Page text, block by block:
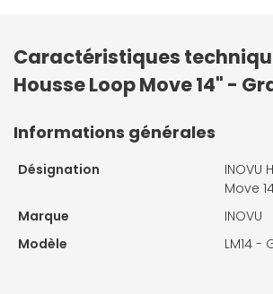
Caractéristiques
Housse Loop Move 14" -
Informations générales
Désignation
INOVU
Move
Marque
INOVU
Modèle
LM14 -